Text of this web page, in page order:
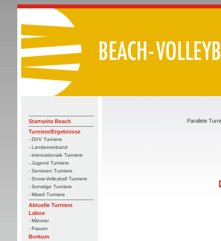
Startseite Beach
Turniere/Ergebnisse
- DVV Turniere
- Landesverband
- internationale Turniere
- Jugend Turniere
- Senioren Turniere
- Snow-Volleyball Turniere
- Sonstige Turniere
- Mixed Turniere
Aktuelle Turniere
Laboe
- Männer
- Frauen
Borkum
Parallele